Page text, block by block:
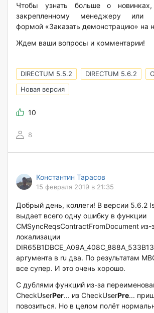
Чтобы узнать больше о
закрепленному менеджеру или
формой «Заказать демонстрацию» на
Ждем ваши вопросы и комментарии!
DIRECTUM 5.5.2 DIRECTUM 5.6.2
Новая версия
10
8
Константин Тарасов
15 февраля 2019 в 21:35
Добрый день, коллеги! В версии 5.6.2
выдает всего одну ошибку в функции
CMSyncReqsContractFromDocument из-
локализации
аргумента в ru два. По результатам
все супер. И это очень хорошо.
С дублями функций из-за
CheckUserPer... из CheckUserPre...
повозиться. Но в целом полёт